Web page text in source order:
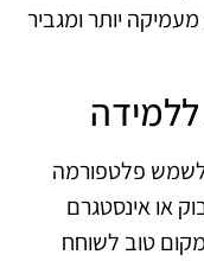
יותר ומגביר
לשמש פלטפורמה
או אינסטגרם
טוב לשוחח